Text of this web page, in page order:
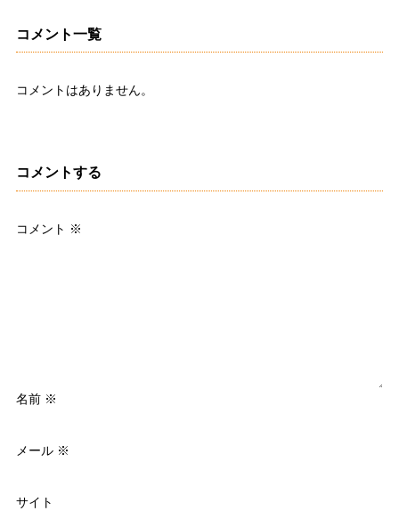
コメント一覧
コメントはありません。
コメントする
コメント ※
名前 ※
メール ※
サイト